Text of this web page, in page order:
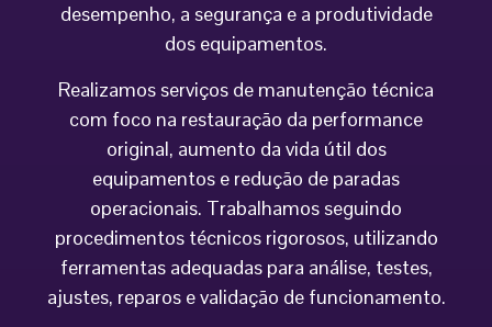
desempenho, a segurança e a produtividade
dos equipamentos.
Realizamos serviços de manutenção técnica
com foco na restauração da performance
original, aumento da vida útil dos
equipamentos e redução de paradas
operacionais. Trabalhamos seguindo
procedimentos técnicos rigorosos, utilizando
ferramentas adequadas para análise, testes,
ajustes, reparos e validação de funcionamento.